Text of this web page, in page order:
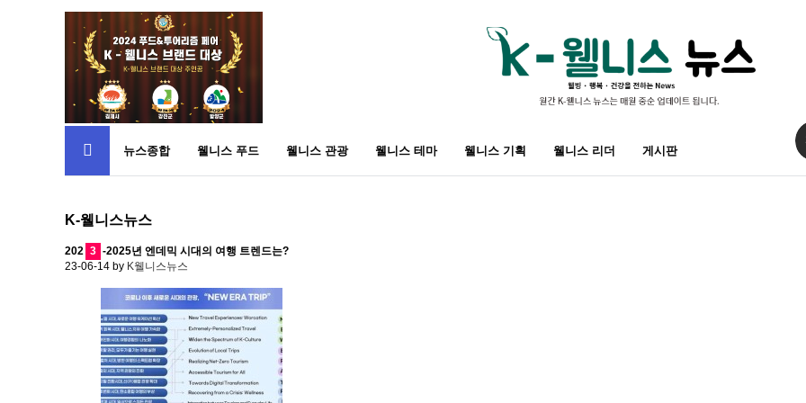
뉴스종합 웰니스 푸드 웰니스 관광 웰니스 테마 웰니스 기획 웰니스 리더 게시판
K-웰니스뉴스
202 3 -2025년 엔데믹 시대의 여행 트렌드는?
23-06-14 by K웰니스뉴스